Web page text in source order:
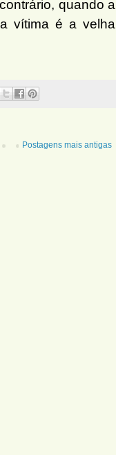
quando a
vítima é a velha
Postagens mais antigas